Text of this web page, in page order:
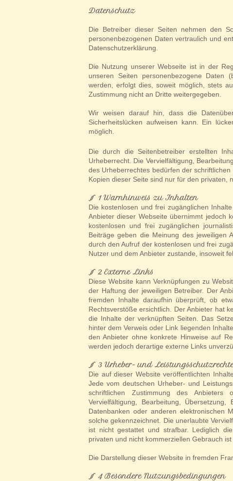
Datenschutz
Die Betreiber dieser Seiten nehmen den
personenbezogenen Daten vertraulich und
Datenschutzerklärung.
Die Nutzung unserer Webseite ist in der
unseren Seiten personenbezogene Daten
werden, erfolgt dies, soweit möglich, stets
Zustimmung nicht an Dritte weitergegeben.
Wir weisen darauf hin, dass die
Sicherheitslücken aufweisen kann. Ein
möglich.
Die durch die Seitenbetreiber erstellten
Urheberrecht. Die Vervielfältigung,
des Urheberrechtes bedürfen der
Kopien dieser Seite sind nur für den privaten,
§ 1 Warnhinweis zu Inhalten
Die kostenlosen und frei zugänglichen
Anbieter dieser Webseite übernimmt jedoch
kostenlosen und frei zugänglichen
Beiträge geben die Meinung des jeweiligen
durch den Aufruf der kostenlosen und frei
Nutzer und dem Anbieter zustande, insoweit
§ 2 Externe Links
Diese Website kann Verknüpfungen zu
der Haftung der jeweiligen Betreiber. Der
fremden Inhalte daraufhin überprüft, ob
Rechtsverstöße ersichtlich. Der Anbieter hat
die Inhalte der verknüpften Seiten. Das
hinter dem Verweis oder Link liegenden
den Anbieter ohne konkrete Hinweise auf
werden jedoch derartige externe Links
§ 3 Urheber- und
Die auf dieser Website veröffentlichten
Jede vom deutschen Urheber- und
schriftlichen Zustimmung des Anbieters
Vervielfältigung, Bearbeitung,
Datenbanken oder anderen elektronischen
solche gekennzeichnet. Die unerlaubte
ist nicht gestattet und strafbar. Lediglich
privaten und nicht kommerziellen Gebrauch ist
Die Darstellung dieser Website in fremden
§ 4 Besondere Nutzungsbedingungen